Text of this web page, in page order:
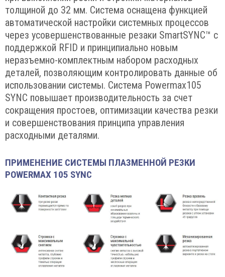
толщиной до 32 мм. Система оснащена функцией
автоматической настройки системных процессов
через усовершенствованные резаки SmartSYNC™ с
поддержкой RFID и принципиально новым
неразъемно-комплектным набором расходных
деталей, позволяющим контролировать данные об
использовании системы. Система Powermax105
SYNC повышает производительность за счет
сокращения простоев, оптимизации качества резки
и совершенствования принципа управления
расходными деталями.
ПРИМЕНЕНИЕ СИСТЕМЫ ПЛАЗМЕННОЙ РЕЗКИ
POWERMAX 105 SYNC